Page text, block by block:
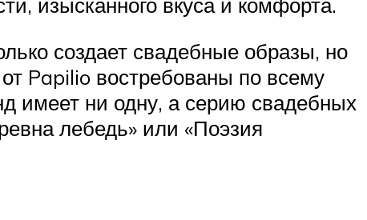
создает свадебные образы, но
Papilio востребованы по всему
имеет ни одну, а серию свадебных
лебедь» или «Поэзия